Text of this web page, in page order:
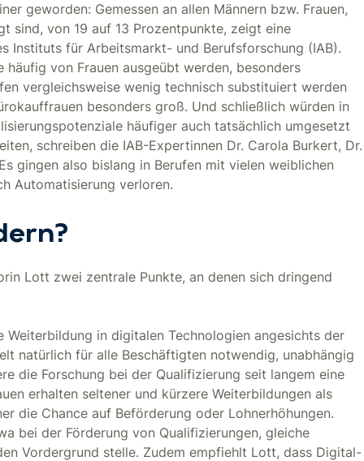
geworden: Gemessen an allen Männern bzw. Frauen,
sind, von 19 auf 13 Prozentpunkte, zeigt eine
Instituts für Arbeitsmarkt- und Berufsforschung (IAB).
von Frauen ausgeübt werden, besonders
vergleichsweise wenig technisch substituiert werden
besonders groß. Und schließlich würden in
häufiger auch tatsächlich umgesetzt
schreiben die IAB-Expertinnen Dr. Carola Burkert, Dr.
gingen also bislang in Berufen mit vielen weiblichen
Automatisierung verloren.
Lott zwei zentrale Punkte, an denen sich dringend
Weiterbildung in digitalen Technologien angesichts der
natürlich für alle Beschäftigten notwendig, unabhängig
die Forschung bei der Qualifizierung seit langem eine
erhalten seltener und kürzere Weiterbildungen als
die Chance auf Beförderung oder Lohnerhöhungen.
bei der Förderung von Qualifizierungen, gleiche
Vordergrund stelle. Zudem empfiehlt Lott, dass Digital-